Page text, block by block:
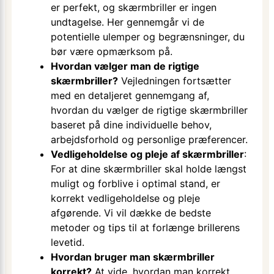
er perfekt, og skærmbriller er ingen
undtagelse. Her gennemgår vi de
potentielle ulemper og begrænsninger, du
bør være opmærksom på.
Hvordan vælger man de rigtige
skærmbriller?Vejledningen fortsætter
med en detaljeret gennemgang af,
hvordan du vælger de rigtige skærmbriller
baseret på dine individuelle behov,
arbejdsforhold og personlige præferencer.
Vedligeholdelse og pleje af skærmbriller:
For at dine skærmbriller skal holde længst
muligt og forblive i optimal stand, er
korrekt vedligeholdelse og pleje
afgørende. Vi vil dække de bedste
metoder og tips til at forlænge brillerens
levetid.
Hvordan bruger man skærmbriller
korrekt?At vide, hvordan man korrekt